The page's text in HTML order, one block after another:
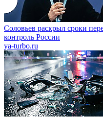
Соловьев раскрыл сроки
контроль России
ya-turbo.ru